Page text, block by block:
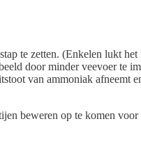
te zetten. (Enkelen lukt
door minder veevoer te
van ammoniak afneemt
beweren op te komen